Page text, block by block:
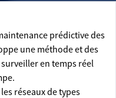
prédictive des
une méthode et des
en temps réel
réseaux de types